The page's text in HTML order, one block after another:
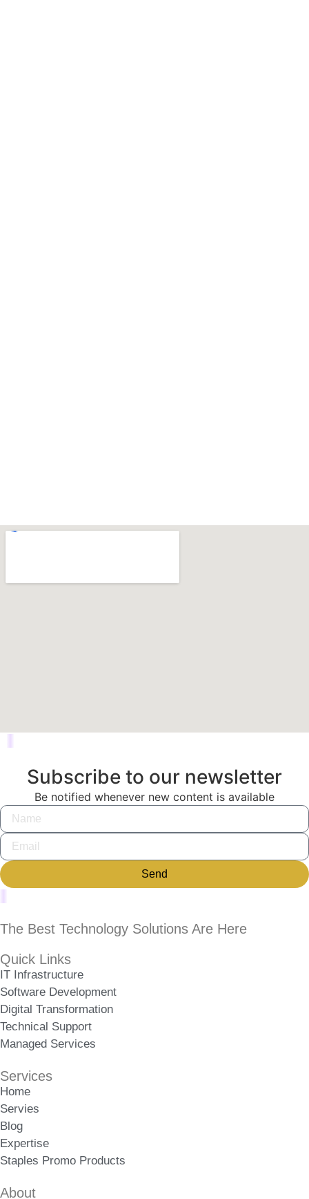
Subscribe to our newsletter
Be notified whenever new content is available
Send
The Best Technology Solutions Are Here
Quick Links
IT Infrastructure
Software Development
Digital Transformation
Technical Support
Managed Services
Services
Home
Servies
Blog
Expertise
Staples Promo Products
About